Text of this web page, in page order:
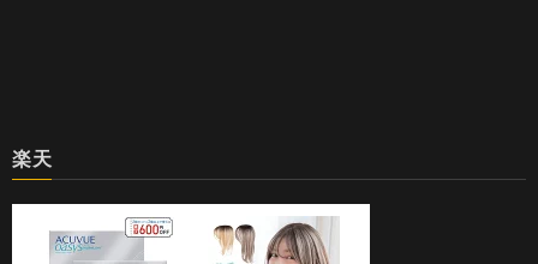
楽天